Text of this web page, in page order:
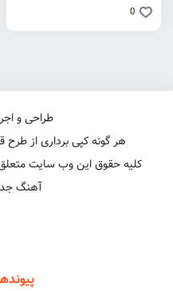
0
طراحی و
هر گونه کپی برداری از طرح
کلیه حقوق این وب سایت
آهنگ